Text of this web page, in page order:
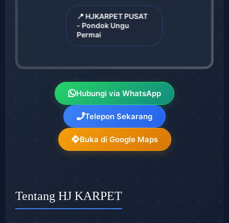
📍 HJKARPET PUSAT
- Pondok Ungu
Permai
Hubungi via WhatsApp
Telepon Sekarang
Buka di Google Maps
Tentang HJ KARPET